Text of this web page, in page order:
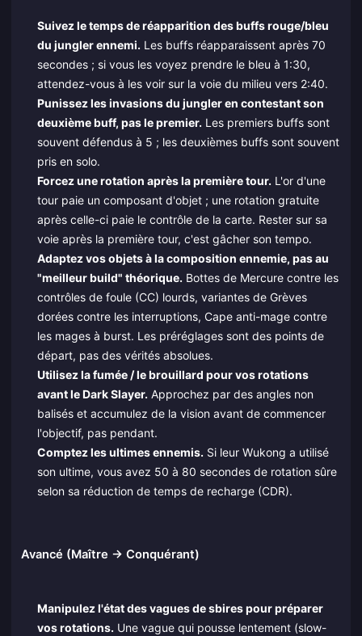
Suivez le temps de réapparition des buffs rouge/bleu
du jungler ennemi. Les buffs réapparaissent après 70
secondes ; si vous les voyez prendre le bleu à 1:30,
attendez-vous à les voir sur la voie du milieu vers 2:40.
Punissez les invasions du jungler en contestant son
deuxième buff, pas le premier. Les premiers buffs sont
souvent défendus à 5 ; les deuxièmes buffs sont souvent
pris en solo.
Forcez une rotation après la première tour. L'or d'une
tour paie un composant d'objet ; une rotation gratuite
après celle-ci paie le contrôle de la carte. Rester sur sa
voie après la première tour, c'est gâcher son tempo.
Adaptez vos objets à la composition ennemie, pas au
"meilleur build" théorique. Bottes de Mercure contre les
contrôles de foule (CC) lourds, variantes de Grèves
dorées contre les interruptions, Cape anti-mage contre
les mages à burst. Les préréglages sont des points de
départ, pas des vérités absolues.
Utilisez la fumée / le brouillard pour vos rotations
avant le Dark Slayer. Approchez par des angles non
balisés et accumulez de la vision avant de commencer
l'objectif, pas pendant.
Comptez les ultimes ennemis. Si leur Wukong a utilisé
son ultime, vous avez 50 à 80 secondes de rotation sûre
selon sa réduction de temps de recharge (CDR).
Avancé (Maître → Conquérant)
Manipulez l'état des vagues de sbires pour préparer
vos rotations. Une vague qui pousse lentement (slow-